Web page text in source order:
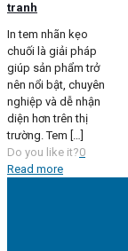
tranh
In tem nhãn kẹo
chuối là giải pháp
giúp sản phẩm trở
nên nổi bật, chuyên
nghiệp và dễ nhận
diện hơn trên thị
trường. Tem […]
Do you like it?0
Read more